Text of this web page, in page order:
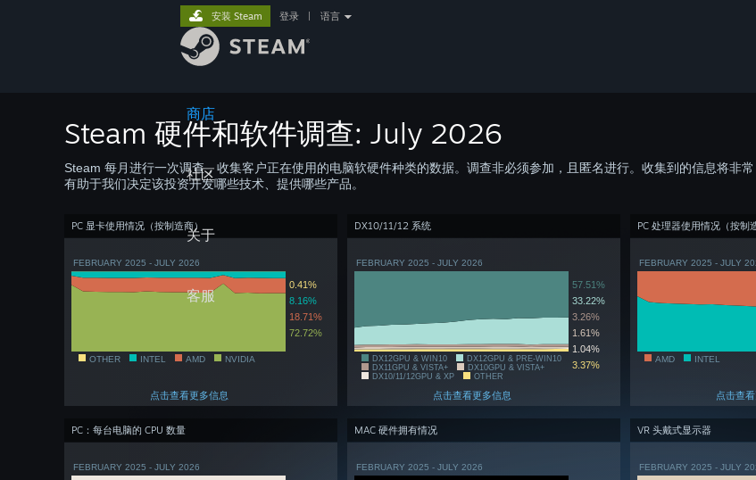
商店
社区
关于
客服
安装 Steam 登录 语言
Steam 硬件和软件调查: July 2026
Steam 每月进行一次调查，收集客户正在使用的电脑软硬件种类的数据。调查非必须参加，且匿名进行。收集到的信息将非常
有助于我们决定该投资开发哪些技术、提供哪些产品。
PC 显卡使用情况（按制造商）
FEBRUARY 2025 - JULY 2026
0.41%
8.16%
18.71%
72.72%
OTHER INTEL AMD NVIDIA
点击查看更多信息
DX10/11/12 系统
FEBRUARY 2025 - JULY 2026
57.51%
33.22%
3.26%
1.61%
1.04%
3.37%
DX12GPU & WIN10
DX12GPU & PRE-WIN10
DX11GPU & VISTA+
DX10GPU & VISTA+
DX10/11/12GPU & XP
OTHER
点击查看更多信息
PC 处理器使用情况（按制
FEBRUARY 2025 - JULY
AMD INTEL
点击查
PC：每台电脑的 CPU 数量
FEBRUARY 2025 - JULY 2026
MAC 硬件拥有情况
FEBRUARY 2025 - JULY 2026
VR 头戴式显示器
FEBRUARY 2025 - JULY